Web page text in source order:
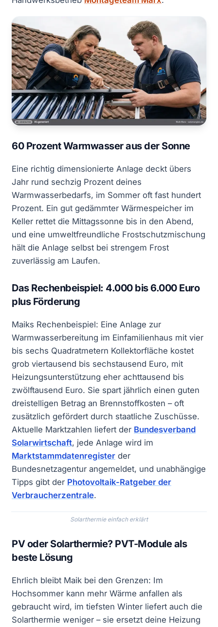
60 Prozent Warmwasser aus der Sonne
Eine richtig dimensionierte Anlage deckt übers
Jahr rund sechzig Prozent deines
Warmwasserbedarfs, im Sommer oft fast hundert
Prozent. Ein gut gedämmter Wärmespeicher im
Keller rettet die Mittagssonne bis in den Abend,
und eine umweltfreundliche Frostschutzmischung
hält die Anlage selbst bei strengem Frost
zuverlässig am Laufen.
Das Rechenbeispiel: 4.000 bis 6.000 Euro
plus Förderung
Maiks Rechenbeispiel: Eine Anlage zur
Warmwasserbereitung im Einfamilienhaus mit vier
bis sechs Quadratmetern Kollektorfläche kostet
grob viertausend bis sechstausend Euro, mit
Heizungsunterstützung eher achttausend bis
zwölftausend Euro. Sie spart jährlich einen guten
dreistelligen Betrag an Brennstoffkosten – oft
zusätzlich gefördert durch staatliche Zuschüsse.
Aktuelle Marktzahlen liefert der Bundesverband
Solarwirtschaft, jede Anlage wird im
Marktstammdatenregister der
Bundesnetzagentur angemeldet, und unabhängige
Tipps gibt der Photovoltaik-Ratgeber der
Verbraucherzentrale.
Solarthermie einfach erklärt
PV oder Solarthermie? PVT-Module als
beste Lösung
Ehrlich bleibt Maik bei den Grenzen: Im
Hochsommer kann mehr Wärme anfallen als
gebraucht wird, im tiefsten Winter liefert auch die
Solarthermie weniger – sie ersetzt deine Heizung